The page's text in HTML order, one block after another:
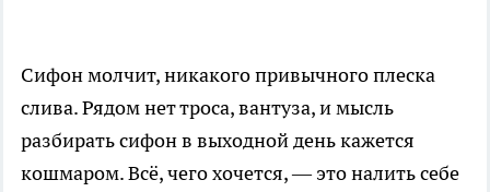
Сифон молчит, никакого привычного плеска
слива. Рядом нет троса, вантуза, и мысль
разбирать сифон в выходной день кажется
кошмаром. Всё, чего хочется, — это налить себе